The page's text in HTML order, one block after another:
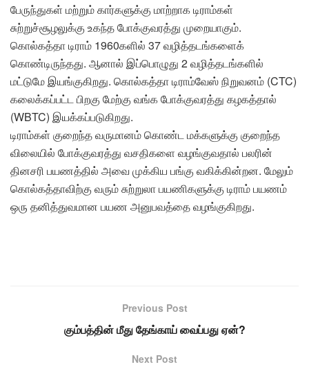
பேருந்துகள் மற்றும் கார்களுக்கு மாற்றாக டிராம்கள்
சுற்றுச்சூழலுக்கு உகந்த போக்குவரத்து முறையாகும்.
கொல்கத்தா டிராம் 1960களில் 37 வழித்தடங்களைக்
கொண்டிருந்தது. ஆனால் இப்பொழுது 2 வழித்தடங்களில்
மட்டுமே இயங்குகிறது. கொல்கத்தா டிராம்வேஸ் நிறுவனம் (CTC)
கலைக்கப்பட்ட பிறகு மேற்கு வங்க போக்குவரத்து கழகத்தால்
(WBTC) இயக்கப்படுகிறது.
டிராம்கள் குறைந்த வருமானம் கொண்ட மக்களுக்கு குறைந்த
விலையில் போக்குவரத்து வசதிகளை வழங்குவதால் பலரின்
தினசரி பயணத்தில் அவை முக்கிய பங்கு வகிக்கின்றன. மேலும்
கொல்கத்தாவிற்கு வரும் சுற்றுலா பயணிகளுக்கு டிராம் பயணம்
ஒரு தனித்துவமான பயண அனுபவத்தை வழங்குகிறது.
Previous Post
கும்பத்தின் மீது தேங்காய் வைப்பது ஏன்?
Next Post